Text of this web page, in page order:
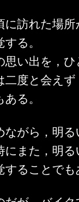
訪れた場
る。
い出を，
度と会え
る。
がら，明
また，明
ることで